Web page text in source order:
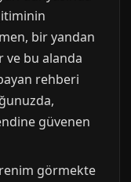
bir yandan
ve bu alanda
rehberi
güvenen
görmekte